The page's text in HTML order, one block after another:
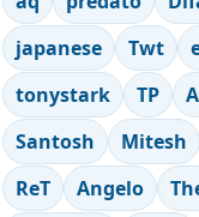
japanese
Twt
tonystark
TP
Santosh
Mitesh
ReT
Angelo